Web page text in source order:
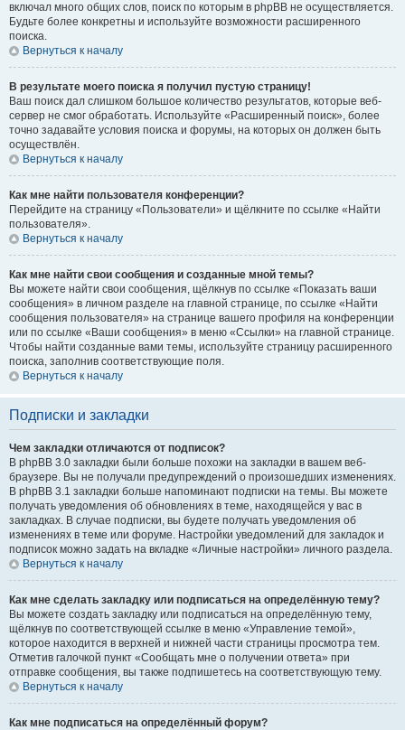
включал много общих слов, поиск по которым в phpBB не осуществляется.
Будьте более конкретны и используйте возможности расширенного
поиска.
Вернуться к началу
В результате моего поиска я получил пустую страницу!
Ваш поиск дал слишком большое количество результатов, которые веб-
сервер не смог обработать. Используйте «Расширенный поиск», более
точно задавайте условия поиска и форумы, на которых он должен быть
осуществлён.
Вернуться к началу
Как мне найти пользователя конференции?
Перейдите на страницу «Пользователи» и щёлкните по ссылке «Найти
пользователя».
Вернуться к началу
Как мне найти свои сообщения и созданные мной темы?
Вы можете найти свои сообщения, щёлкнув по ссылке «Показать ваши
сообщения» в личном разделе на главной странице, по ссылке «Найти
сообщения пользователя» на странице вашего профиля на конференции
или по ссылке «Ваши сообщения» в меню «Ссылки» на главной странице.
Чтобы найти созданные вами темы, используйте страницу расширенного
поиска, заполнив соответствующие поля.
Вернуться к началу
Подписки и закладки
Чем закладки отличаются от подписок?
В phpBB 3.0 закладки были больше похожи на закладки в вашем веб-
браузере. Вы не получали предупреждений о произошедших изменениях.
В phpBB 3.1 закладки больше напоминают подписки на темы. Вы можете
получать уведомления об обновлениях в теме, находящейся у вас в
закладках. В случае подписки, вы будете получать уведомления об
изменениях в теме или форуме. Настройки уведомлений для закладок и
подписок можно задать на вкладке «Личные настройки» личного раздела.
Вернуться к началу
Как мне сделать закладку или подписаться на определённую тему?
Вы можете создать закладку или подписаться на определённую тему,
щёлкнув по соответствующей ссылке в меню «Управление темой»,
которое находится в верхней и нижней части страницы просмотра тем.
Отметив галочкой пункт «Сообщать мне о получении ответа» при
отправке сообщения, вы также подпишетесь на соответствующую тему.
Вернуться к началу
Как мне подписаться на определённый форум?